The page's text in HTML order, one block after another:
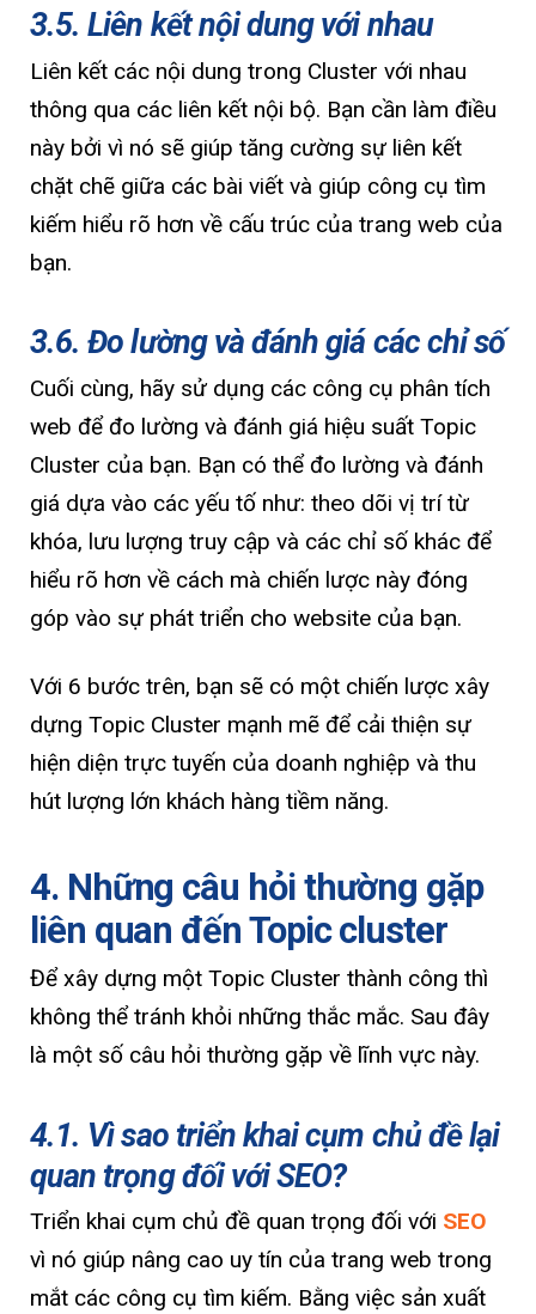
3.5. Liên kết nội dung với nhau
Liên kết các nội dung trong Cluster với nhau
thông qua các liên kết nội bộ. Bạn cần làm điều
này bởi vì nó sẽ giúp tăng cường sự liên kết
chặt chẽ giữa các bài viết và giúp công cụ tìm
kiếm hiểu rõ hơn về cấu trúc của trang web của
bạn.
3.6. Đo lường và đánh giá các chỉ số
Cuối cùng, hãy sử dụng các công cụ phân tích
web để đo lường và đánh giá hiệu suất Topic
Cluster của bạn. Bạn có thể đo lường và đánh
giá dựa vào các yếu tố như: theo dõi vị trí từ
khóa, lưu lượng truy cập và các chỉ số khác để
hiểu rõ hơn về cách mà chiến lược này đóng
góp vào sự phát triển cho website của bạn.
Với 6 bước trên, bạn sẽ có một chiến lược xây
dựng Topic Cluster mạnh mẽ để cải thiện sự
hiện diện trực tuyến của doanh nghiệp và thu
hút lượng lớn khách hàng tiềm năng.
4. Những câu hỏi thường gặp
liên quan đến Topic cluster
Để xây dựng một Topic Cluster thành công thì
không thể tránh khỏi những thắc mắc. Sau đây
là một số câu hỏi thường gặp về lĩnh vực này.
4.1. Vì sao triển khai cụm chủ đề lại
quan trọng đối với SEO?
Triển khai cụm chủ đề quan trọng đối với SEO
vì nó giúp nâng cao uy tín của trang web trong
mắt các công cụ tìm kiếm. Bằng việc sản xuất